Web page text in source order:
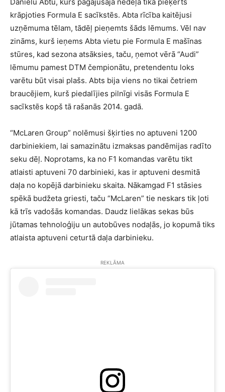
Danielu Abtu, kurš pagājušajā nedēļā tika pieķerts
krāpjoties Formula E sacīkstēs. Abta rīcība kaitējusi
uzņēmuma tēlam, tādēļ pieņemts šāds lēmums. Vēl nav
zināms, kurš ieņems Abta vietu pie Formula E mašīnas
stūres, kad sezona atsāksies, taču, ņemot vērā “Audi”
lēmumu pamest DTM čempionātu, pretendentu loks
varētu būt visai plašs. Abts bija viens no tikai četriem
braucējiem, kurš piedalījies pilnīgi visās Formula E
sacīkstēs kopš tā rašanās 2014. gadā.
“McLaren Group” nolēmusi šķirties no aptuveni 1200
darbiniekiem, lai samazinātu izmaksas pandēmijas radīto
seku dēļ. Noprotams, ka no F1 komandas varētu tikt
atlaisti aptuveni 70 darbinieki, kas ir aptuveni desmitā
daļa no kopējā darbinieku skaita. Nākamgad F1 stāsies
spēkā budžeta griesti, taču “McLaren” tie neskars tik ļoti
kā trīs vadošās komandas. Daudz lielākas sekas būs
jūtamas tehnoloģiju un autobūves nodaļās, jo kopumā tiks
atlaista aptuveni ceturtā daļa darbinieku.
REKLĀMA